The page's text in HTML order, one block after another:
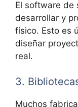
El software de
desarrollar y
físico. Esto es
diseñar
real.
3.
Muchos